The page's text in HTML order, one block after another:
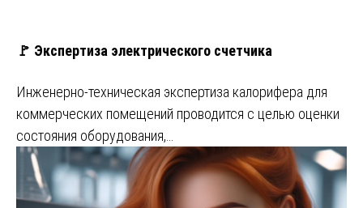
🚩 Экспертиза электрического счетчика
Инженерно-техническая экспертиза калорифера для
коммерческих помещений проводится с целью оценки
состояния оборудования,…